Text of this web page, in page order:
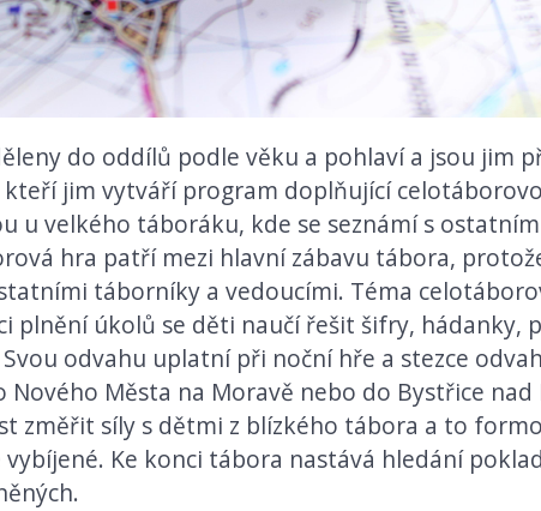
do oddílů podle věku a pohlaví a jsou jim
jim vytváří program doplňující
u velkého táboráku, kde se seznámí s
hra patří mezi hlavní zábavu tábora,
táborníky a vedoucími. Téma
plnění úkolů se děti naučí řešit šifry, hádanky,
odvahu uplatní při noční hře a stezce
Města na Moravě nebo do Bystřice nad
změřit síly s dětmi z blízkého tábora a to
Ke konci tábora nastává hledání